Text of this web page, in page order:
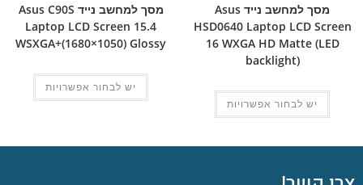
מסך למחשב נייד Asus
HSD0640 Laptop LCD Screen
16 WXGA HD Matte (LED
backlight)
יש לבחור אפשרויות
מסך למחשב נייד Asus C90S
Laptop LCD Screen 15.4
WSXGA+(1680×1050) Glossy
יש לבחור אפשרויות